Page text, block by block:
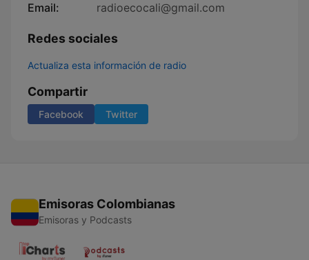
Email:
radioecocali@gmail.com
Redes sociales
Actualiza esta información de radio
Compartir
Facebook Twitter
Emisoras Colombianas
Emisoras y Podcasts